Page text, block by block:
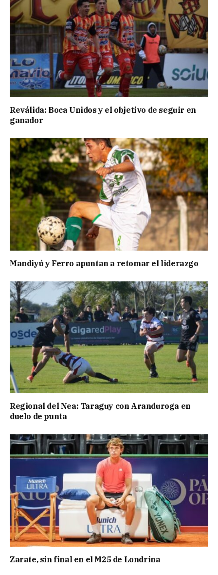
Reválida: Boca Unidos y el objetivo de seguir en
ganador
Mandiyú y Ferro apuntan a retomar el liderazgo
Regional del Nea: Taraguy con Aranduroga en
duelo de punta
Zarate, sin final en el M25 de Londrina